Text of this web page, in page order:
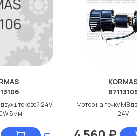
24V
8мм
KORMAS
67113105
Мотор на печку МВ
24V